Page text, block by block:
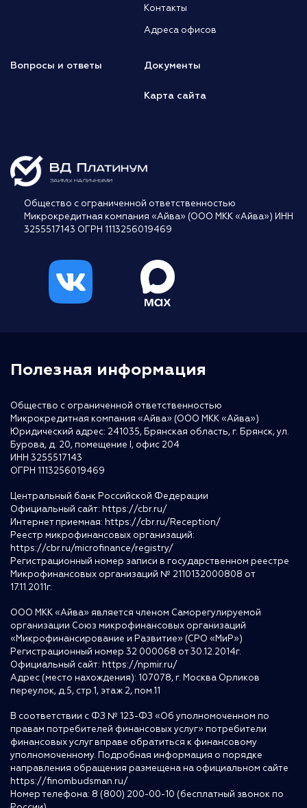
Контакты
Адреса офисов
Вопросы и ответы Документы
Карта сайта
Общество с ограниченной ответственностью
Микрокредитная компания «Айва» (ООО МКК «Айва») ИНН
3255517143 ОГРН 1113256019469
Полезная информация
Общество с ограниченной ответственностью
Микрокредитная компания «Айва» (ООО МКК «Айва»)
Юридический адрес: 241035, Брянская область, г. Брянск, ул.
Бурова, д. 20, помещение I, офис 204
ИНН 3255517143
ОГРН 1113256019469
Центральный банк Российской Федерации
Официальный сайт: https://cbr.ru/
Интернет приемная: https://cbr.ru/Reception/
Реестр микрофинансовых организаций:
https://cbr.ru/microfinance/registry/
Регистрационный номер записи в государственном реестре
Микрофинансовых организаций № 2110132000808 от
17.11.2011г.
ООО МКК «Айва» является членом Саморегулируемой
организации Союз микрофинансовых организаций
«Микрофинансирование и Развитие» (СРО «МиР»)
Регистрационный номер 32 000068 от 30.12.2014г.
Официальный сайт: https://npmir.ru/
Адрес (место нахождения): 107078, г. Москва Орликов
переулок, д.5, стр.1, этаж 2, пом.11
В соответствии с ФЗ № 123-ФЗ «Об уполномоченном по
правам потребителей финансовых услуг» потребители
финансовых услуг вправе обратиться к финансовому
уполномоченному. Подробная информация о порядке
направления обращения размещена на официальном сайте
https://finombudsman.ru/
Номер телефона: 8 (800) 200-00-10 (бесплатный звонок по